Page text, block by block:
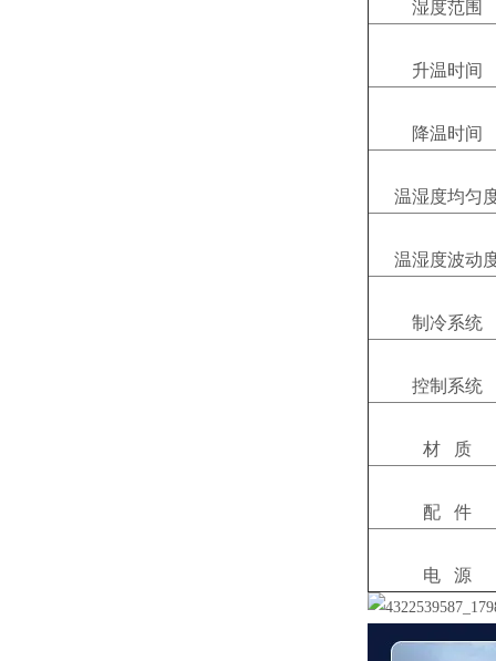
湿度范围
升温时间
降温时间
温湿度均匀
温湿度波动
制冷系统
控制系统
材 质
配 件
电 源